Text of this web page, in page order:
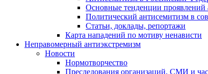
Основные тенденции проявлений
Политический антисемитизм в
Статьи, доклады, репортажи
Карта нападений по мотиву ненависти
Неправомерный антиэкстремизм
Новости
Нормотворчество
Преследования организаций, СМИ и